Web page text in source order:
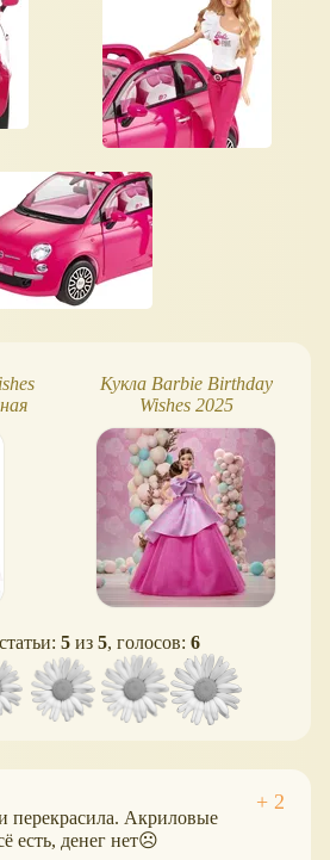
Кукла Barbie Birthday
Wishes 2025
5 из 5, голосов: 6
Акриловые
есть, денег нет☹